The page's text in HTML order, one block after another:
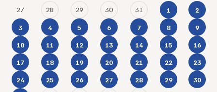
27 28 29 30 31 1 2
3 4 5 6 7 8 9
10 11 12 13 14 15 16
17 18 19 20 21 22 23
24 25 26 27 28 29 30